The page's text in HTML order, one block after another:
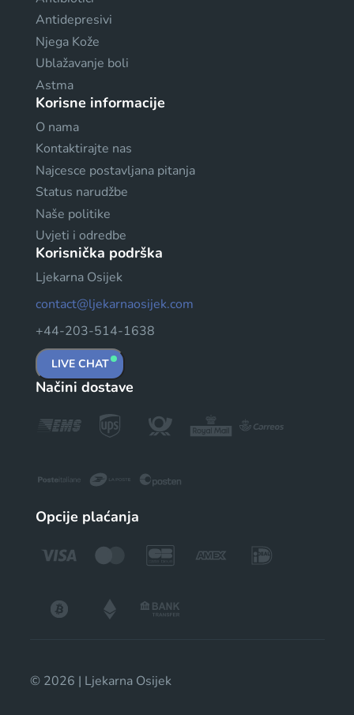
Antidepresivi
Njega Kože
Ublažavanje boli
Astma
Korisne informacije
O nama
Kontaktirajte nas
Najcesce postavljana pitanja
Status narudžbe
Naše politike
Uvjeti i odredbe
Korisnička podrška
Ljekarna Osijek
contact@ljekarnaosijek.com
+44-203-514-1638
LIVE CHAT
Načini dostave
Opcije plaćanja
© 2026 | Ljekarna Osijek